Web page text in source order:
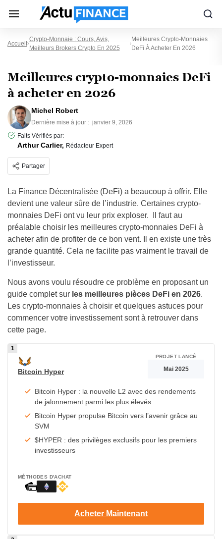
Accueil
Crypto-Monnaie : Cours, Avis,
Meilleurs Brokers Crypto En 2025
Meilleures Crypto-Monnaies
DeFi À Acheter En 2026
Meilleures crypto-monnaies DeFi
à acheter en 2026
Michel Robert
Dernière mise à jour : janvier 9, 2026
Faits Vérifiés par:
Arthur Carlier, Rédacteur Expert
Partager
La Finance Décentralisée (DeFi) a beaucoup à offrir. Elle
devient une valeur sûre de l’industrie. Certaines crypto-
monnaies DeFi ont vu leur prix exploser. Il faut au
préalable choisir les meilleures crypto-monnaies DeFi à
acheter afin de profiter de ce bon vent. Il en existe une très
grande quantité. Cela ne facilite pas vraiment le travail de
l’investisseur.
Nous avons voulu résoudre ce problème en proposant un
guide complet sur les meilleures pièces DeFi en 2026.
Les crypto-monnaies à choisir et quelques astuces pour
commencer votre investissement sont à retrouver dans
cette page.
Bitcoin Hyper
Bitcoin Hyper : la nouvelle L2 avec des rendements
de jalonnement parmi les plus élevés
Bitcoin Hyper propulse Bitcoin vers l’avenir grâce au
SVM
$HYPER : des privilèges exclusifs pour les premiers
investisseurs
PROJET LANCÉ
Mai 2025
MÉTHODES D'ACHAT
Acheter Maintenant